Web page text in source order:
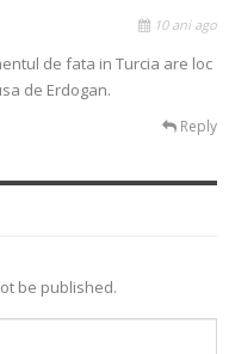
10 ani ago
de fata in Turcia are loc
de Erdogan.
Reply
be published.